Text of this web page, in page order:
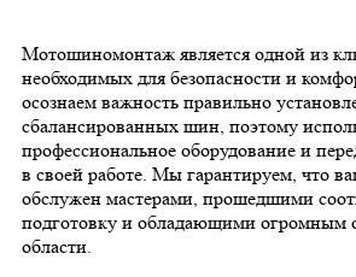
Мотошиномонтаж является одной из
необходимых для безопасности и
осознаем важность правильно
сбалансированных шин, поэтому
профессиональное оборудование и
в своей работе. Мы гарантируем, что
обслужен мастерами, прошедшими
подготовку и обладающими огромным
области.